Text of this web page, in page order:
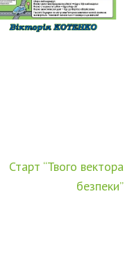
Старт “Твого вектора
безпеки”